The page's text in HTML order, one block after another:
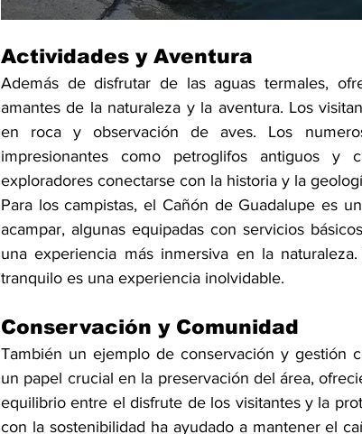
Actividades y Aventura
Además de disfrutar de las aguas termales,
amantes de la naturaleza y la aventura. Los
en roca y observación de aves. Los
impresionantes como petroglifos antiguos
exploradores conectarse con la historia y la
Para los campistas, el Cañón de Guadalupe es
acampar, algunas equipadas con servicios
una experiencia más inmersiva en la
tranquilo es una experiencia inolvidable.
Conservación y Comunidad
También un ejemplo de conservación y gestión
un papel crucial en la preservación del área,
equilibrio entre el disfrute de los visitantes y la
con la sostenibilidad ha ayudado a mantener el